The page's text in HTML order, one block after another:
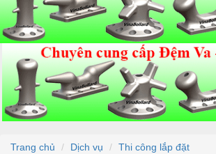
Trang chủ Dịch vụ
Thi công lắp đặt